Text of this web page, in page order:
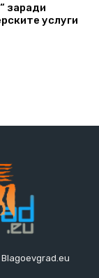
заради
услуги